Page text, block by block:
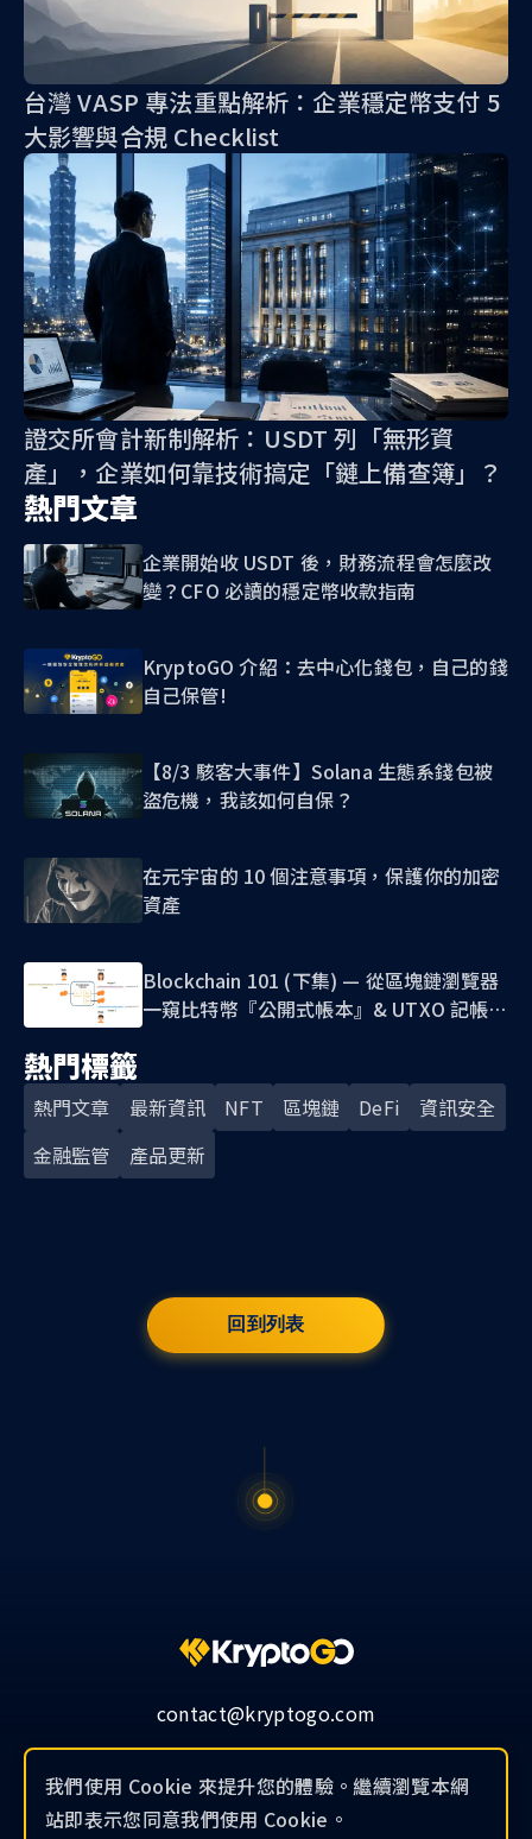
台灣 VASP 專法重點解析：企業穩定幣支付 5
大影響與合規 Checklist
證交所會計新制解析：USDT 列「無形資
產」，企業如何靠技術搞定「鏈上備查簿」？
熱門文章
企業開始收 USDT 後，財務流程會怎麼改
變？CFO 必讀的穩定幣收款指南
KryptoGO 介紹：去中心化錢包，自己的錢
自己保管!
【8/3 駭客大事件】Solana 生態系錢包被
盜危機，我該如何自保？
在元宇宙的 10 個注意事項，保護你的加密
資產
Blockchain 101 (下集) — 從區塊鏈瀏覽器
一窺比特幣『公開式帳本』& UTXO 記帳模
熱門標籤
熱門文章 最新資訊 NFT 區塊鏈 DeFi
資訊安全
金融監管
產品更新
回到列表
contact@kryptogo.com
© 2019-2026 KryptoGO Co., Ltd.
我們使用 Cookie 來提升您的體驗。繼續瀏覽本網
站即表示您同意我們使用 Cookie。